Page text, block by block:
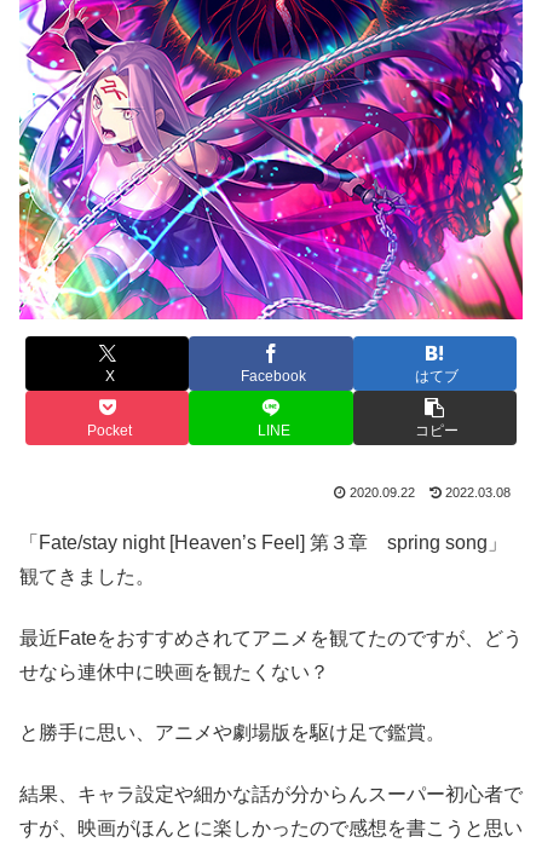
X Facebook はてブ
Pocket LINE コピー
2020.09.22 2022.03.08
「Fate/stay night [Heaven’s Feel] 第３章 spring song」
観てきました。
最近Fateをおすすめされてアニメを観てたのですが、どう
せなら連休中に映画を観たくない？
と勝手に思い、アニメや劇場版を駆け足で鑑賞。
結果、キャラ設定や細かな話が分からんスーパー初心者で
すが、映画がほんとに楽しかったので感想を書こうと思い